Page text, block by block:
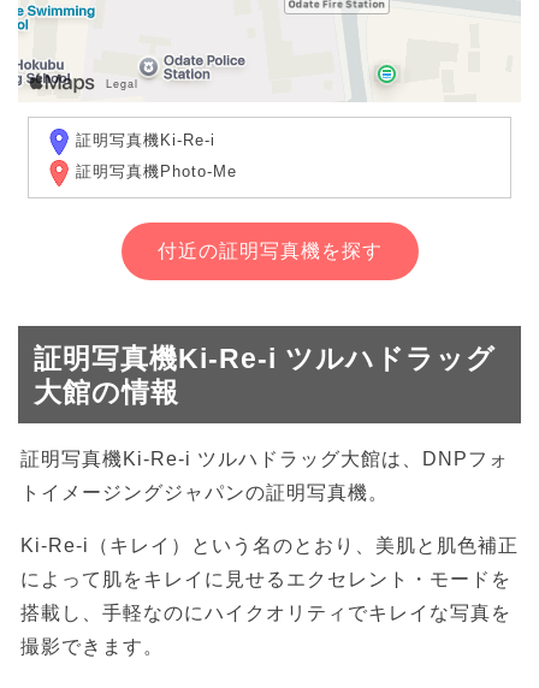
証明写真機Ki-Re-i
証明写真機Photo-Me
付近の証明写真機を探す
証明写真機Ki-Re-i ツルハドラッグ
大館の情報
証明写真機Ki-Re-i ツルハドラッグ大館は、DNPフォ
トイメージングジャパンの証明写真機。
Ki-Re-i（キレイ）という名のとおり、美肌と肌色補正
によって肌をキレイに見せるエクセレント・モードを
搭載し、手軽なのにハイクオリティでキレイな写真を
撮影できます。